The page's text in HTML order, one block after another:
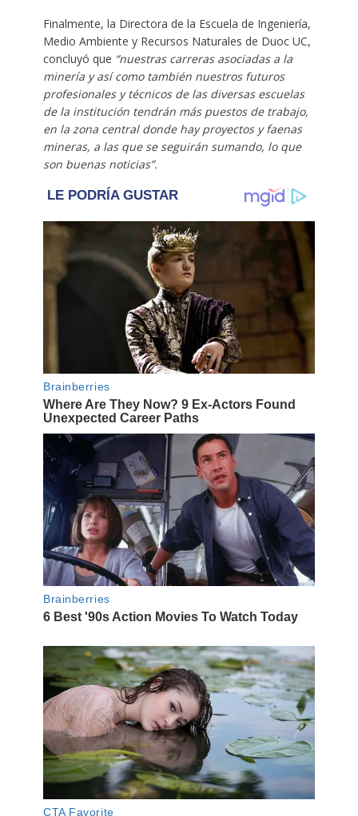
Finalmente, la Directora de la Escuela de Ingeniería,
Medio Ambiente y Recursos Naturales de Duoc UC,
concluyó que “nuestras carreras asociadas a la
minería y así como también nuestros futuros
profesionales y técnicos de las diversas escuelas
de la institución tendrán más puestos de trabajo,
en la zona central donde hay proyectos y faenas
mineras, a las que se seguirán sumando, lo que
son buenas noticias”.